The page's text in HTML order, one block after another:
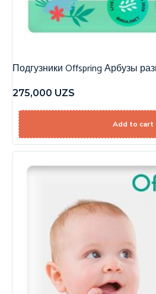
Подгузники Offspring Арбузы
275,000 UZS
Add to cart